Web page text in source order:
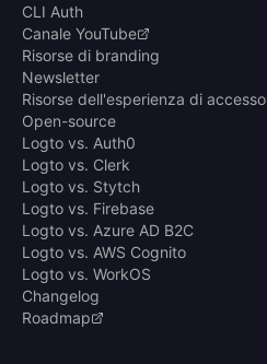
CLI Auth
Canale YouTube
Risorse di branding
Newsletter
Risorse dell'esperienza di accesso
Open-source
Logto vs. Auth0
Logto vs. Clerk
Logto vs. Stytch
Logto vs. Firebase
Logto vs. Azure AD B2C
Logto vs. AWS Cognito
Logto vs. WorkOS
Changelog
Roadmap